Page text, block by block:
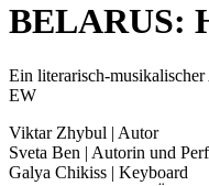
BELARUS:
Ein literarisch-musikalischer
EW
Viktar Zhybul | Autor
Sveta Ben | Autorin und
Galya Chikiss | Keyboard